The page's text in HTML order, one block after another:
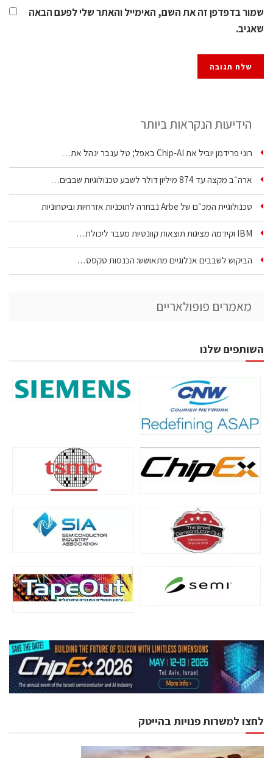
שמור בדפדפן זה את השם, האימייל והאתר שלי לפעם הבאה
שאגיב.
הידיעות הנקראות ביותר
רוני פרידמן יוביל את Chip‑AI באפל; טל ענבר ינהל את…
ארה״ב מקצה עד 874 מיליון דולר לשבע טכנולוגיות שבבים…
טכנולוגיית המכ״ם של Arbe נבחרה לתוכניות אזרחיות וביטחוניות
IBM וקידמה מציגות תוצאות קוונטיות מעבר ליכולת…
הביקוש לשבבים אנלוגיים מתאושש: הכנסות טקסס…
מאמרים פופולאריים
השותפים שלנו
לחצו למשרות פנויות בהייטק